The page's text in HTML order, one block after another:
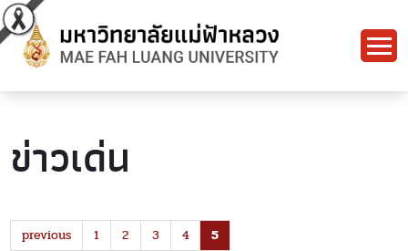
ข่าวเด่น
previous 1 2 3 4 5